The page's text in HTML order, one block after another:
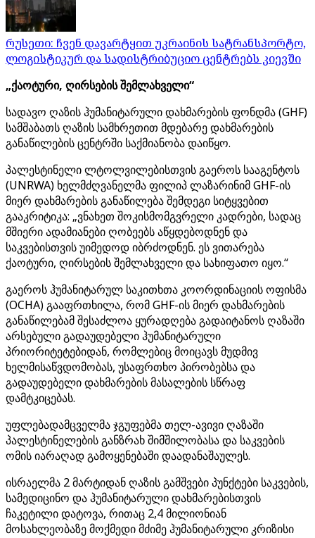
რუსეთი: ჩვენ დავარტყით უკრაინის სატრანსპორტო,
ლოგისტიკურ და სადისტრიბუციო ცენტრებს კიევში
„ქაოტური, ღირსების შემლახველი“
სადავო ღაზის ჰუმანიტარული დახმარების ფონდმა (GHF)
სამშაბათს ღაზის სამხრეთით მდებარე დახმარების
განაწილების ცენტრში საქმიანობა დაიწყო.
პალესტინელი ლტოლვილებისთვის გაეროს სააგენტოს
(UNRWA) ხელმძღვანელმა ფილიპ ლაზარინიმ GHF-ის
მიერ დახმარების განაწილება შემდეგი სიტყვებით
გააკრიტიკა: „ვნახეთ შოკისმომგვრელი კადრები, სადაც
მშიერი ადამიანები ღობეებს აწყდებოდნენ და
საკვებისთვის უიმედოდ იბრძოდნენ. ეს ვითარება
ქაოტური, ღირსების შემლახველი და სახიფათო იყო.“
გაეროს ჰუმანიტარულ საკითხთა კოორდინაციის ოფისმა
(OCHA) გააფრთხილა, რომ GHF-ის მიერ დახმარების
განაწილებამ შესაძლოა ყურადღება გადაიტანოს ღაზაში
არსებული გადაუდებელი ჰუმანიტარული
პრიორიტეტებიდან, რომლებიც მოიცავს მუდმივ
ხელმისაწვდომობას, უსაფრთხო პირობებსა და
გადაუდებელი დახმარების მასალების სწრაფ
დამტკიცებას.
უფლებადამცველმა ჯგუფებმა თელ-ავივი ღაზაში
პალესტინელების განზრახ შიმშილობასა და საკვების
ომის იარაღად გამოყენებაში დაადანაშაულეს.
ისრაელმა 2 მარტიდან ღაზის გამშვები პუნქტები საკვების,
სამედიცინო და ჰუმანიტარული დახმარებისთვის
ჩაკეტილი დატოვა, რითაც 2,4 მილიონიან
მოსახლეობაზე მოქმედი მძიმე ჰუმანიტარული კრიზისი